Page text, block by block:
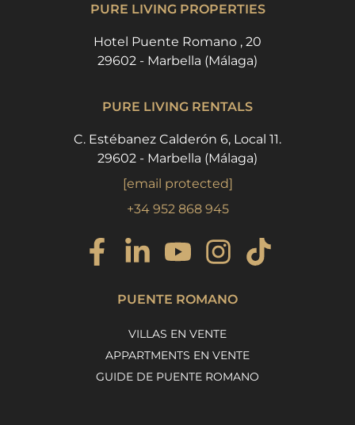
PURE LIVING PROPERTIES
Hotel Puente Romano , 20
29602 - Marbella (Málaga)
PURE LIVING RENTALS
C. Estébanez Calderón 6, Local 11.
29602 - Marbella (Málaga)
[email protected]
+34 952 868 945
PUENTE ROMANO
VILLAS EN VENTE
APPARTMENTS EN VENTE
GUIDE DE PUENTE ROMANO